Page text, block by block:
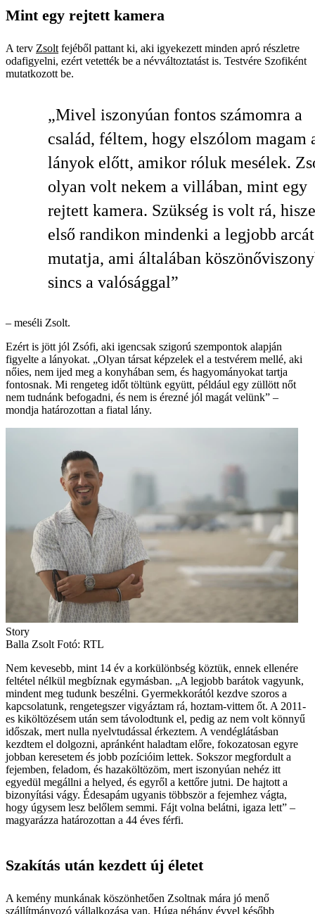
Mint egy rejtett kamera
A terv Zsolt fejéből pattant ki, aki igyekezett minden apró részletre
odafigyelni, ezért vetették be a névváltoztatást is. Testvére Szofiként
mutatkozott be.
„Mivel iszonyúan fontos számomra a
család, féltem, hogy elszólom magam
lányok előtt, amikor róluk mesélek.
olyan volt nekem a villában, mint egy
rejtett kamera. Szükség is volt rá,
első randikon mindenki a legjobb arcát
mutatja, ami általában
sincs a valósággal”
– meséli Zsolt.
Ezért is jött jól Zsófi, aki igencsak szigorú szempontok alapján
figyelte a lányokat. „Olyan társat képzelek el a testvérem mellé, aki
nőies, nem ijed meg a konyhában sem, és hagyományokat tartja
fontosnak. Mi rengeteg időt töltünk együtt, például egy züllött nőt
nem tudnánk befogadni, és nem is érezné jól magát velünk” –
mondja határozottan a fiatal lány.
Story
Balla Zsolt Fotó: RTL
Nem kevesebb, mint 14 év a korkülönbség köztük, ennek ellenére
feltétel nélkül megbíznak egymásban. „A legjobb barátok vagyunk,
mindent meg tudunk beszélni. Gyermekkorától kezdve szoros a
kapcsolatunk, rengetegszer vigyáztam rá, hoztam-vittem őt. A 2011-
es kiköltözésem után sem távolodtunk el, pedig az nem volt könnyű
időszak, mert nulla nyelvtudással érkeztem. A vendéglátásban
kezdtem el dolgozni, apránként haladtam előre, fokozatosan egyre
jobban keresetem és jobb pozícióim lettek. Sokszor megfordult a
fejemben, feladom, és hazaköltözöm, mert iszonyúan nehéz itt
egyedül megállni a helyed, és egyről a kettőre jutni. De hajtott a
bizonyítási vágy. Édesapám ugyanis többször a fejemhez vágta,
hogy úgysem lesz belőlem semmi. Fájt volna belátni, igaza lett” –
magyarázza határozottan a 44 éves férfi.
Szakítás után kezdett új életet
A kemény munkának köszönhetően Zsoltnak mára jó menő
szállítmányozó vállalkozása van. Húga néhány évvel később